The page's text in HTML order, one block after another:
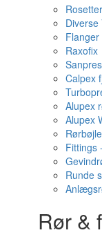
Rosetter
Diverse
Flanger
Raxofix
Calpex
Alupex
Alupex
Rørbøjle
Fittings
Runde
Rør &